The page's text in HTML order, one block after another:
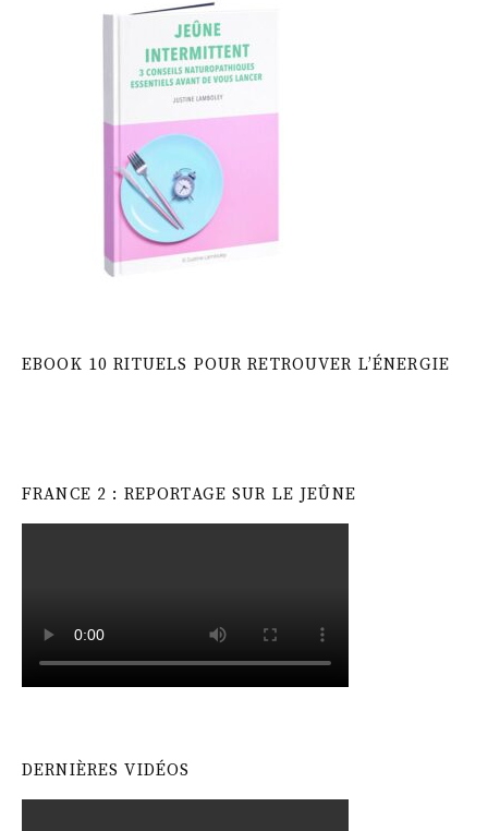
EBOOK 10 RITUELS POUR RETROUVER L’ÉNERGIE
FRANCE 2 : REPORTAGE SUR LE JEÛNE
DERNIÈRES VIDÉOS